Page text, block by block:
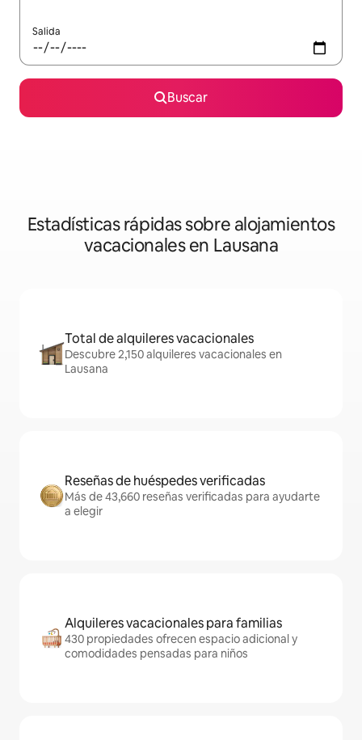
Salida
Buscar
Estadísticas rápidas sobre alojamientos
vacacionales en Lausana
Total de alquileres vacacionales
Descubre 2,150 alquileres vacacionales en
Lausana
Reseñas de huéspedes verificadas
Más de 43,660 reseñas verificadas para ayudarte
a elegir
Alquileres vacacionales para familias
430 propiedades ofrecen espacio adicional y
comodidades pensadas para niños